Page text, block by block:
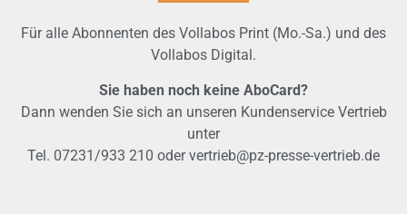
Für alle Abonnenten des Vollabos Print (Mo.-Sa.) und des
Vollabos Digital.
Sie haben noch keine AboCard?
Dann wenden Sie sich an unseren Kundenservice Vertrieb
unter
Tel. 07231/933 210 oder vertrieb@pz-presse-vertrieb.de